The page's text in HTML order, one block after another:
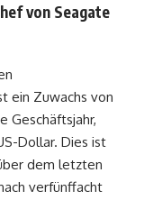
von Seagate
ein Zuwachs von
Geschäftsjahr,
Dollar. Dies ist
dem letzten
verfünffacht